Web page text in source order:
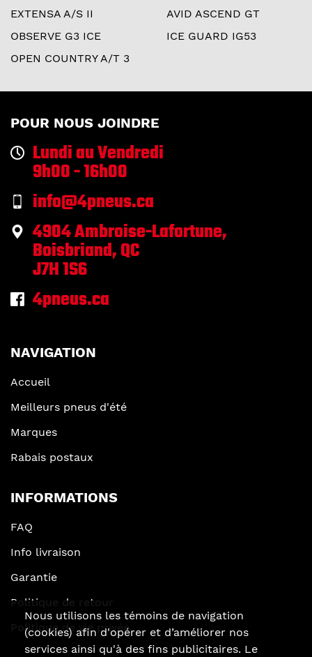
EXTENSA A/S II
OBSERVE G3 ICE
OPEN COUNTRY A/T 3
AVID ASCEND GT
ICE GUARD IG53
POUR NOUS JOINDRE
Lundi au Vendredi
9h00 - 16h00
info@4pneus.ca
4904 Ambroise-Lafortune,
Boisbriand, QC
J7H 1S6
4pneus.ca
NAVIGATION
Accueil
Meilleurs pneus d'été
Marques
Rabais postaux
INFORMATIONS
FAQ
Info livraison
Garantie
Politique de retour
Politique de vie privée
Nous utilisons les témoins de navigation
(cookies) afin d'opérer et d’améliorer nos
services ainsi qu'à des fins publicitaires. Le